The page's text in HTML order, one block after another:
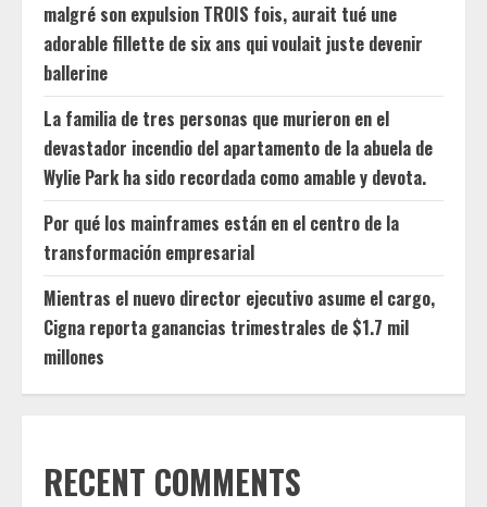
malgré son expulsion TROIS fois, aurait tué une
adorable fillette de six ans qui voulait juste devenir
ballerine
La familia de tres personas que murieron en el
devastador incendio del apartamento de la abuela de
Wylie Park ha sido recordada como amable y devota.
Por qué los mainframes están en el centro de la
transformación empresarial
Mientras el nuevo director ejecutivo asume el cargo,
Cigna reporta ganancias trimestrales de $1.7 mil
millones
RECENT COMMENTS